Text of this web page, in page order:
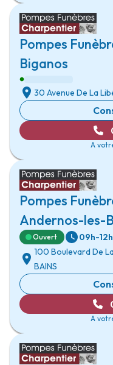
Pompes
Biganos
30 Avenue De La
A
Pompes
Andernos-les-
Ouvert 09h-12h
100 Boulevard De
BAINS
A